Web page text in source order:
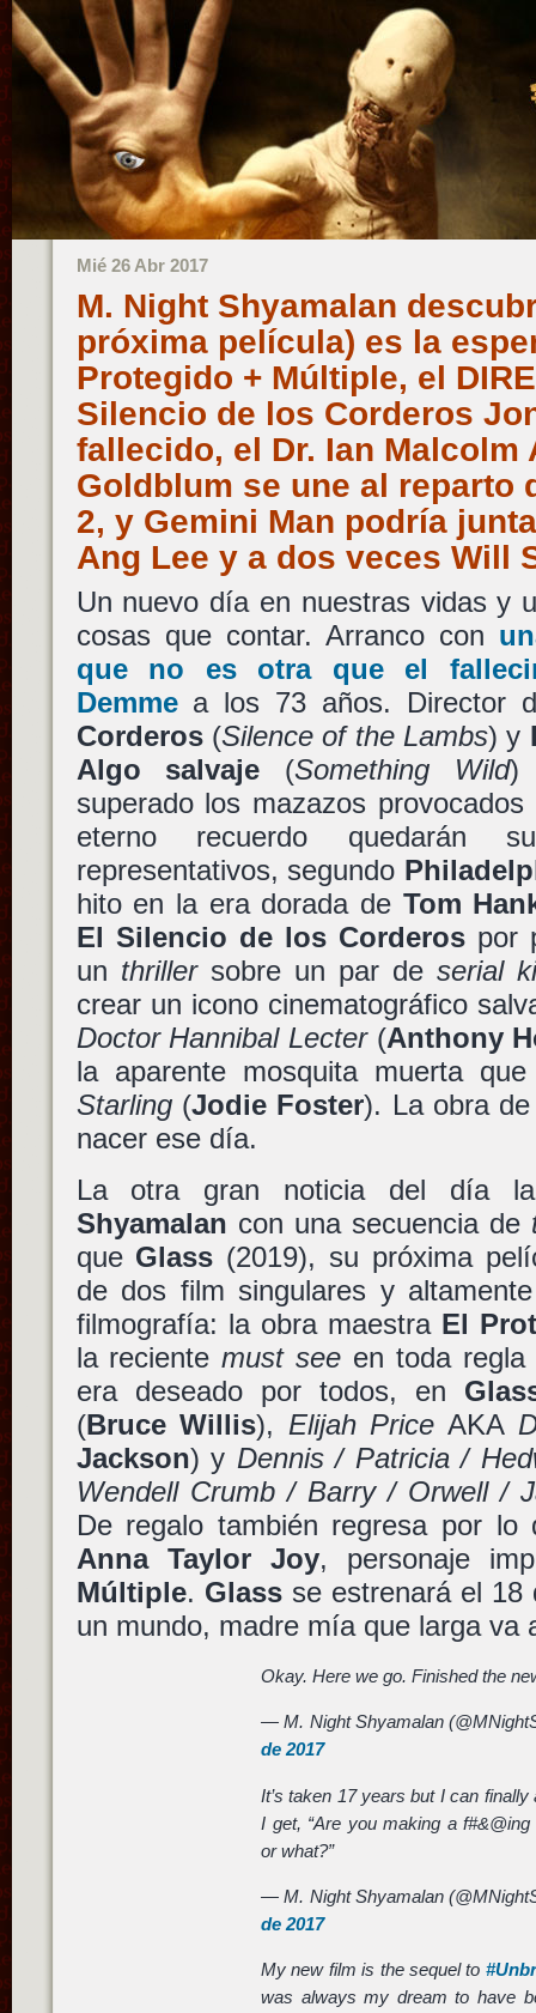
Mié 26 Abr 2017
M. Night Shyamalan
próxima película) es la
Protegido + Múltiple, el
Silencio de los Corderos
fallecido, el Dr. Ian Malcolm
Goldblum se une al reparto
2, y Gemini Man podría
Ang Lee y a dos veces Will
Un nuevo día en nuestras vidas y
cosas que contar. Arranco con
que no es otra que el
Demmea los 73 años. Director
Corderos(Silence of the Lambs) y
Algo salvaje (Something Wild)
superado los mazazos
eterno recuerdo quedarán
representativos, segundo
hito en la era dorada de Tom
El Silencio de los Corderospor
un thrillersobre un par de serial
crear un icono cinematográfico
Doctor Hannibal Lecter(Anthony
la aparente mosquita muerta
Starling(Jodie Foster). La obra
nacer ese día.
La otra gran noticia del día
Shyamalan con una secuencia de
que Glass (2019), su próxima
de dos film singulares y
filmografía: la obra maestra El
la recientemust see en toda regla
era deseado por todos, en
(Bruce Willis), Elijah Price AKA
Jackson) y Dennis / Patricia /
Wendell Crumb / Barry / Orwell /
De regalo también regresa por
Anna Taylor Joy, personaje
Múltiple. Glassse estrenará el 18
un mundo, madre mía que larga va
Okay. Here we go. Finished the
— M. Night Shyamalan
de 2017
It’s taken 17 years but I can
I get, “Are you making a
or what?”
— M. Night Shyamalan
de 2017
My new film is the sequel to
was always my dream to have